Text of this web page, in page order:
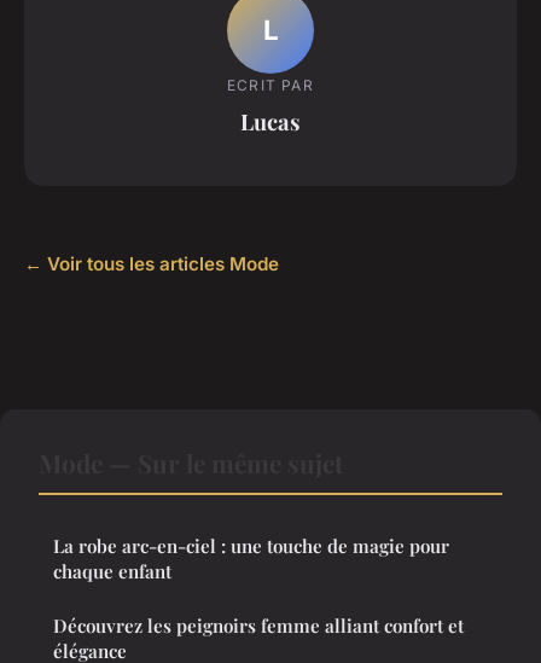
L
ECRIT PAR
Lucas
← Voir tous les articles Mode
La robe arc-en-ciel : une touche de magie pour
chaque enfant
Découvrez les peignoirs femme alliant confort et
élégance